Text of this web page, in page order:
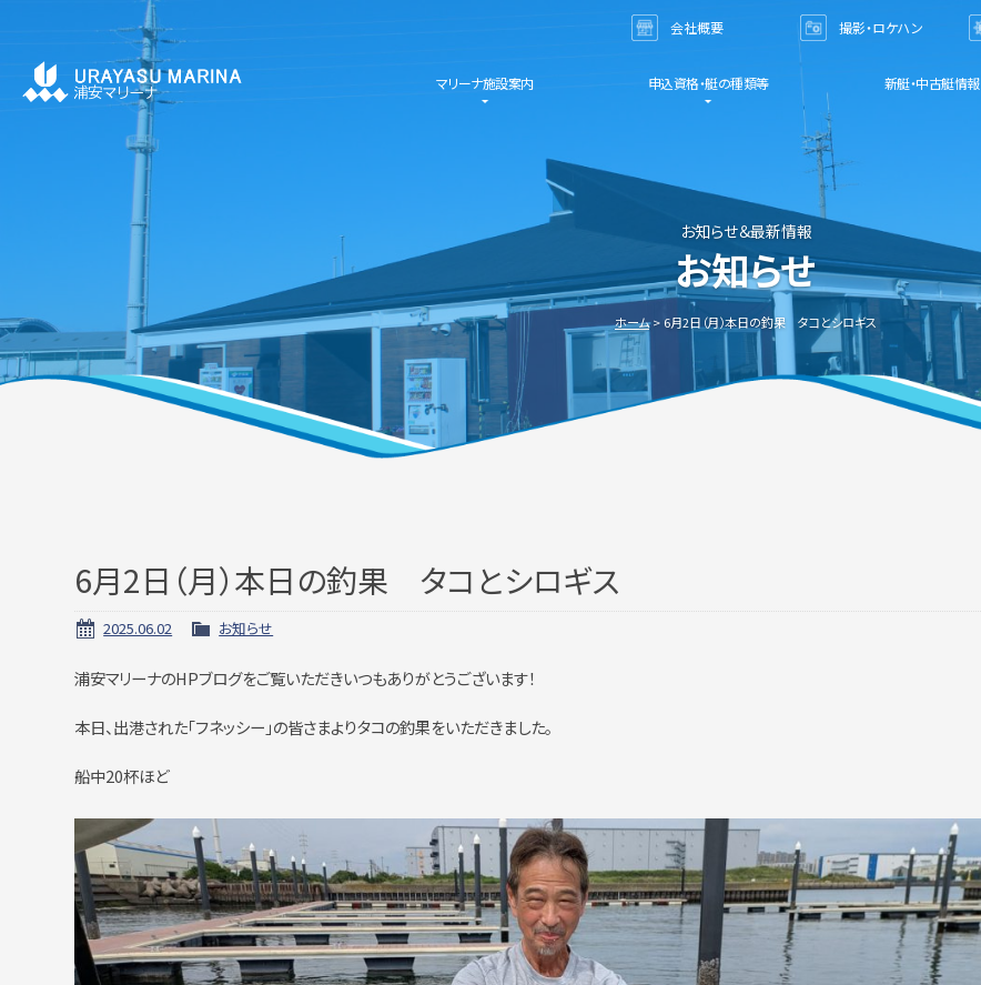
会社概要 撮影・ロケハン
マリーナ施設案内
申込資格・艇の種類等 新艇・中古艇情報
お知らせ＆最新情報
お知らせ
ホーム 6月2日（月）本日の釣果 タコとシロギス
6月2日（月）本日の釣果 タコとシロギス
2025.06.02 お知らせ
浦安マリーナのHPブログをご覧いただきいつもありがとうございます！
本日、出港された「フネッシー」の皆さまよりタコの釣果をいただきました。
船中20杯ほど